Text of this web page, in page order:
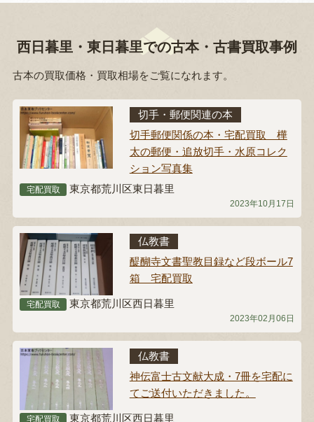
西日暮里・東日暮里での古本・古書買取事例
古本の買取価格・買取相場をご覧になれます。
切手・郵便関連の本
切手郵便関係の本・宅配買取 樺
太の郵便・追放切手・水原コレク
ション写真集
宅配買取 東京都荒川区東日暮里
2023年10月17日
仏教書
醍醐寺文書聖教目録など段ボール7
箱 宅配買取
宅配買取 東京都荒川区西日暮里
2023年02月06日
仏教書
神伝富士古文献大成・7冊を宅配に
てご送付いただきました。
宅配買取 東京都荒川区西日暮里